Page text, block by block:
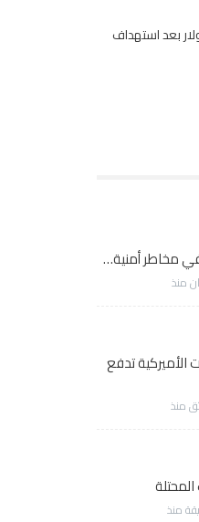
تجاوز 100 دولار بعد استهداف
مخاطر أمنية…
منذ
تدفع